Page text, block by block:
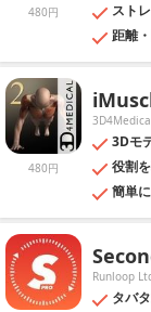
480円
スト
距離
480円
3Dモ
役割
簡単
Runloop
タバ